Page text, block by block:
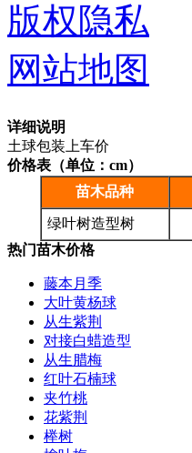
详细说明
土球包装上车价
价格表（单位：cm）
苗木品种
绿叶树造型树
热门苗木价格
藤本月季
大叶黄杨球
从生紫荆
对接白蜡造型
从生腊梅
红叶石楠球
夹竹桃
花紫荆
榉树
版权隐私
网站地图